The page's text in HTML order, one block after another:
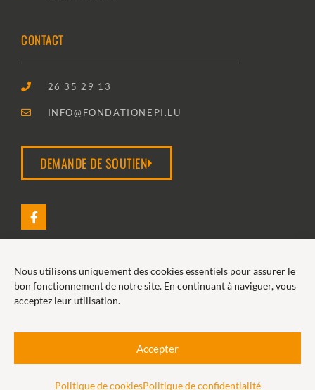
Nous utilisons uniquement des cookies essentiels pour assurer le
bon fonctionnement de notre site. En continuant à naviguer, vous
acceptez leur utilisation.
Accepter
Politique de cookiesPolitique de confidentialité
CONTACT
26 35 29 13
INFO@FONDATIONEPI.LU
DEMANDE DE SOUTIEN
2026 FONDATION EPI
POLITIQUE DE CONFIDENTIALITÉ